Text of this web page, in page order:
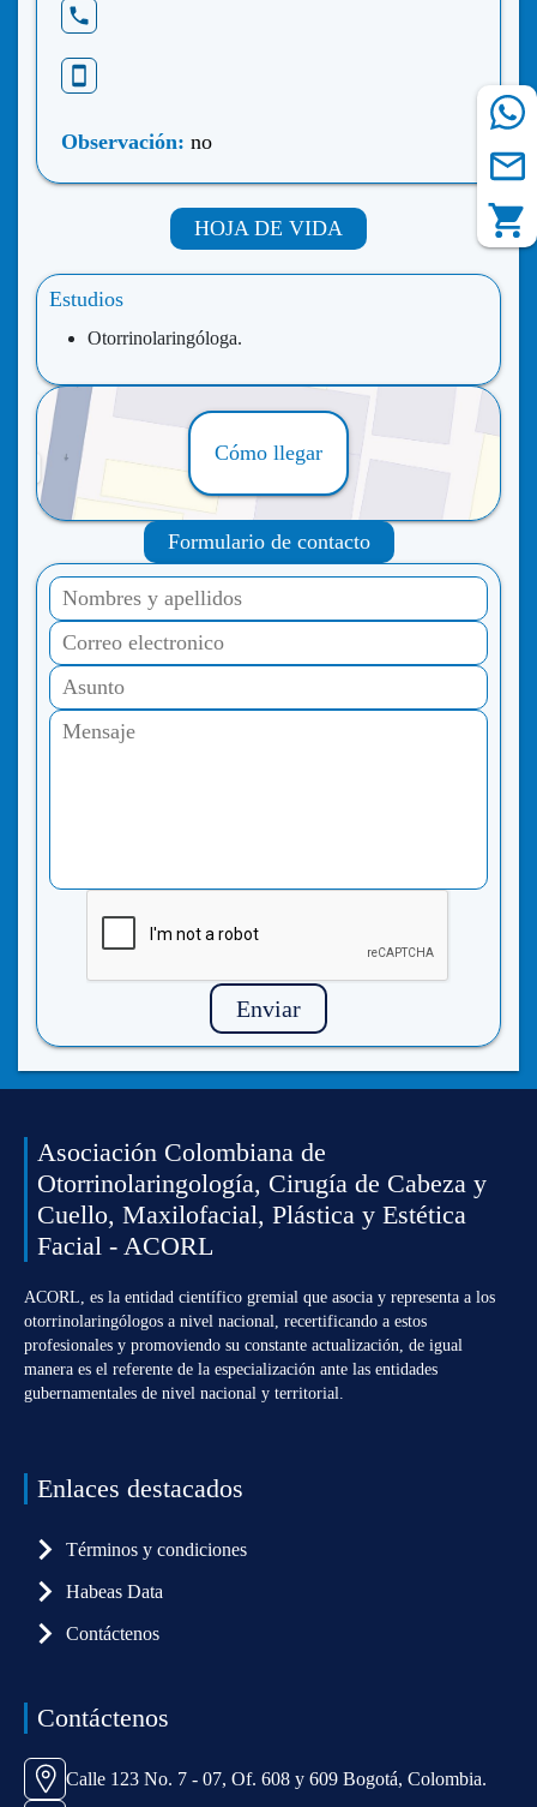
Observación: no
HOJA DE VIDA
Estudios
Otorrinolaringóloga.
Cómo llegar
Formulario de contacto
Enviar
Asociación Colombiana de
Otorrinolaringología, Cirugía de Cabeza y
Cuello, Maxilofacial, Plástica y Estética
Facial - ACORL
ACORL, es la entidad científico gremial que asocia y representa a los
otorrinolaringólogos a nivel nacional, recertificando a estos
profesionales y promoviendo su constante actualización, de igual
manera es el referente de la especialización ante las entidades
gubernamentales de nivel nacional y territorial.
Enlaces destacados
Términos y condiciones
Habeas Data
Contáctenos
Contáctenos
Calle 123 No. 7 - 07, Of. 608 y 609 Bogotá, Colombia.